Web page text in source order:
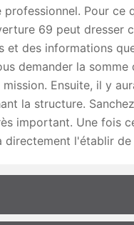
professionnel. Pour ce
69 peut dresser
et des informations
demander la
Ensuite, il y
la structure.
important. Une fois
directement l'établir